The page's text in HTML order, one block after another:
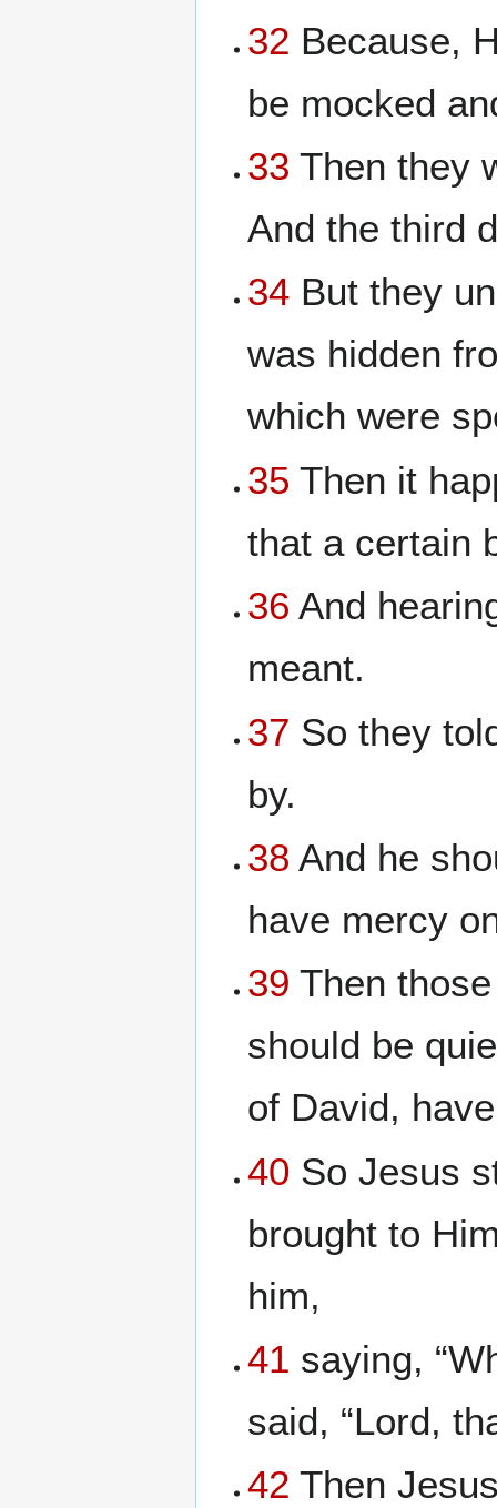
32 Because,
be mocked
33 Then they
And the third
34 But they
was hidden
which were
35 Then it
that a certain
36 And
meant.
37 So they
by.
38 And he
have mercy
39 Then
should be
of David,
40 So Jesus
brought to
him,
41 saying,
said, “Lord,
42 Then